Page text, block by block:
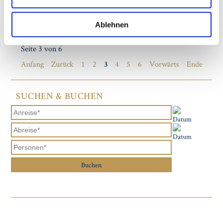
Ablehnen
des Ostrapark Dresden.
„Genusswelten”
Seite 3 von 6
Anfang
Zurück 1 2 3 4 5 6 Vorwärts Ende
SUCHEN & BUCHEN
Buchen